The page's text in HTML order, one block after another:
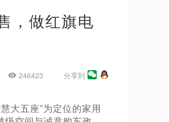
，做红旗电
246423 分享到
大五座”为定位的家用